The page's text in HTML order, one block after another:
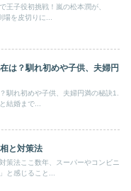
王子役初挑戦！嵐の松本潤が、
を皮切りに...
は？馴れ初めや子供、夫婦円
馴れ初めや子供、夫婦円満の秘訣1.
結婚まで...
と対策法
策法ここ数年、スーパーやコンビニ
と感じること...